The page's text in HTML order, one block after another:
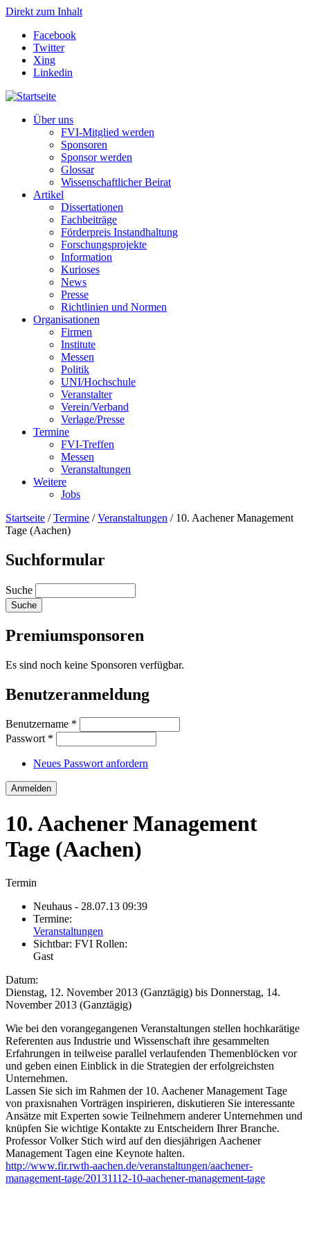
Direkt zum Inhalt
Facebook
Twitter
Xing
Linkedin
Über uns
FVI-Mitglied werden
Sponsoren
Sponsor werden
Glossar
Wissenschaftlicher Beirat
Artikel
Dissertationen
Fachbeiträge
Förderpreis Instandhaltung
Forschungsprojekte
Information
Kurioses
News
Presse
Richtlinien und Normen
Organisationen
Firmen
Institute
Messen
Politik
UNI/Hochschule
Veranstalter
Verein/Verband
Verlage/Presse
Termine
FVI-Treffen
Messen
Veranstaltungen
Weitere
Jobs
Startseite /Termine /Veranstaltungen / 10. Aachener Management
Tage (Aachen)
Suchformular
Suche
Premiumsponsoren
Es sind noch keine Sponsoren verfügbar.
Benutzeranmeldung
Benutzername *
Passwort *
Neues Passwort anfordern
10. Aachener Management
Tage (Aachen)
Termin
Neuhaus - 28.07.13 09:39
Termine:
Veranstaltungen
Sichtbar: FVI Rollen:
Gast
Datum:
Dienstag, 12. November 2013 (Ganztägig) bis Donnerstag, 14.
November 2013 (Ganztägig)
Wie bei den vorangegangenen Veranstaltungen stellen hochkarätige
Referenten aus Industrie und Wissenschaft ihre gesammelten
Erfahrungen in teilweise parallel verlaufenden Themenblöcken vor
und geben einen Einblick in die Strategien der erfolgreichsten
Unternehmen.
Lassen Sie sich im Rahmen der 10. Aachener Management Tage
von praxisnahen Vorträgen inspirieren, diskutieren Sie interessante
Ansätze mit Experten sowie Teilnehmern anderer Unternehmen und
knüpfen Sie wichtige Kontakte zu Entscheidern Ihrer Branche.
Professor Volker Stich wird auf den diesjährigen Aachener
Management Tagen eine Keynote halten.
http://www.fir.rwth-aachen.de/veranstaltungen/aachener-
management-tage/20131112-10-aachener-management-tage